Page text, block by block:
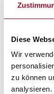
Diese
Wir
zu können